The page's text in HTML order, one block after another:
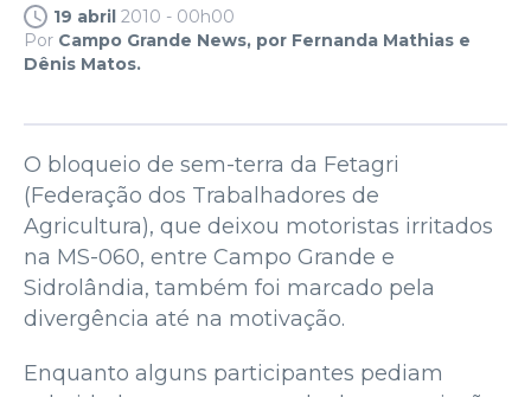
19 abril 2010 - 00h00
Por Campo Grande News, por Fernanda Mathias e
Dênis Matos.
O bloqueio de sem-terra da Fetagri
(Federação dos Trabalhadores de
Agricultura), que deixou motoristas irritados
na MS-060, entre Campo Grande e
Sidrolândia, também foi marcado pela
divergência até na motivação.
Enquanto alguns participantes pediam